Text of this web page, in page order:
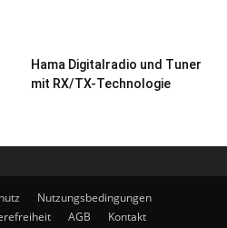
Hama Digitalradio und Tuner
mit RX/TX-Technologie
Nutzungsbedingungen
AGB Kontakt